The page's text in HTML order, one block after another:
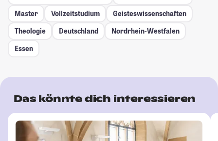
Master
Vollzeitstudium
Geisteswissenschaften
Theologie
Deutschland
Nordrhein-Westfalen
Essen
Das könnte dich interessieren